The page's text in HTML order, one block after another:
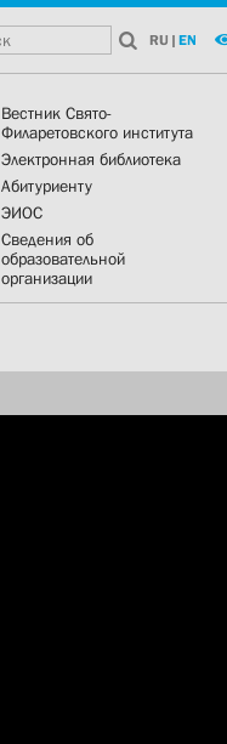
RU | EN
Вестник Свято-
Филаретовского института
Электронная библиотека
Абитуриенту
ЭИОС
Сведения об
образовательной
организации